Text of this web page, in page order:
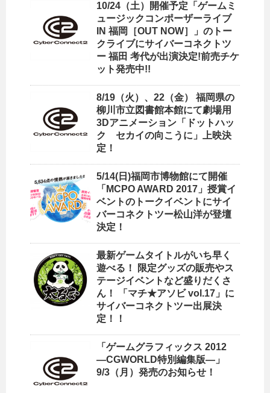
10/24（土）開催予定「ゲームミ
ュージックコンポーザーライブ
IN 福岡［OUT NOW］」のトー
クライブにサイバーコネクトツ
ー 福田 考代が出演決定!前売チケ
ット発売中!!
8/19（火）、22（金） 福岡県の
柳川市立図書館本館にて劇場用
3Dアニメーション「ドットハッ
ク セカイの向こうに」上映決
定！
5/14(日)福岡市博物館にて開催
「MCPO AWARD 2017」授賞イ
ベントのトークイベントにサイ
バーコネクトツー松山洋が登壇
決定！
最新ゲームタイトルがいち早く
遊べる！ 限定グッズの販売やス
テージイベントなど盛りだくさ
ん！ 「マチ★アソビ vol.17」に
サイバーコネクトツー出展決
定！！
「ゲームグラフィックス 2012
―CGWORLD特別編集版―」
9/3（月）発売のお知らせ！